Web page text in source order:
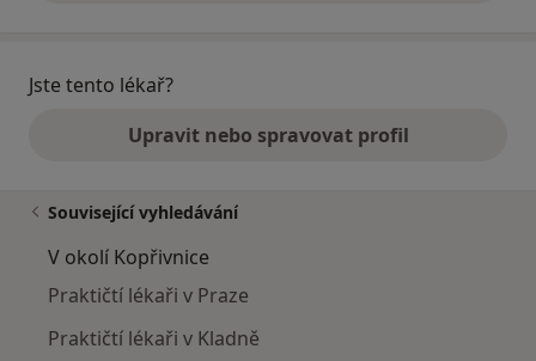
Jste tento lékař?
Upravit nebo spravovat profil
Související vyhledávání
V okolí Kopřivnice
Praktičtí lékaři v Praze
Praktičtí lékaři v Kladně